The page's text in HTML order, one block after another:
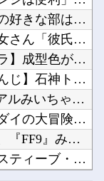
ジョジョの好きな部は？？？他
【画像】女さん「彼氏が強制わいせつで捕まって謝罪の手紙が来た」ﾊﾟｼｬｯ他
【ガンプラ】成型色が変なキットと言えばHGローゼンズール他
【にじさんじ】石神トシカイやるやん他
?悲報?リアルみいちゃん、共産党の街宣で見つかる（※画像あり）他
アニメ「ダイの大冒険」という、100点満点に近い再アニメ化作品ｗｗｗｗ他
『DQ4』、『FF9』みたいな攻撃魔法はこのキャラって決まってるゲームが好き他
【朗報】スティーブ・ジョブズ、鎌倉仏教を発明する他